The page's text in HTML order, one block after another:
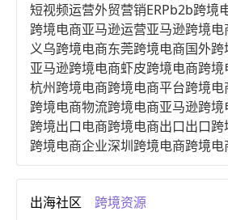
短视频运营外贸营销ERPb2b跨境
跨境电商亚马逊运营亚马逊跨境电
义乌跨境电商东莞跨境电商国外跨
亚马逊跨境电商虾皮跨境电商跨境
杭州跨境电商跨境电商平台跨境电
跨境电商物流跨境电商亚马逊跨境
跨境出口电商跨境电商出口出口跨
跨境电商企业深圳跨境电商跨境
进口跨境电商跨境电商服务广州跨
跨境电商市场跨境电商创业跨境电
跨境电商开店跨境电商营销
出海社区 跨境资源